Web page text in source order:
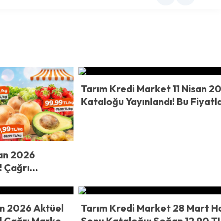
2026
Çağrı
Tarım Kredi Market 11 Nisan
Kataloğu Yayınlandı! Bu
2026 Aktüel
Tarım Kredi Market 28 Mart